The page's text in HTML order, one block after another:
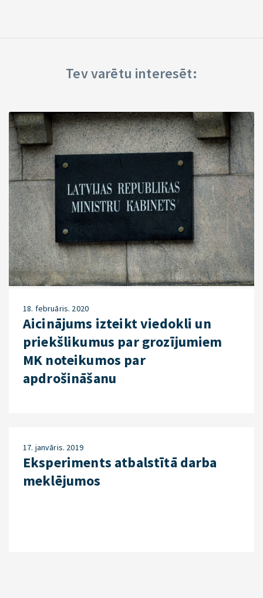
Tev varētu interesēt:
18. februāris. 2020
Aicinājums izteikt viedokli un
priekšlikumus par grozījumiem
MK noteikumos par
apdrošināšanu
17. janvāris. 2019
Eksperiments atbalstītā darba
meklējumos